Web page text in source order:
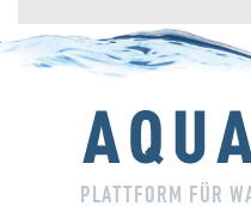
PLATTFORM FÜR